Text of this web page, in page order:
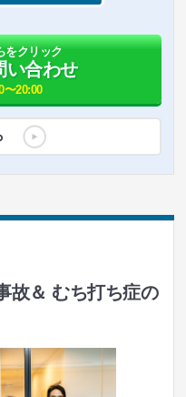
をクリック
い合わせ
〜20:00
故＆ むち打ち症の